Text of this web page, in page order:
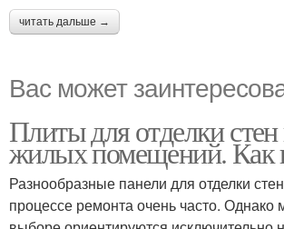
читать дальше →
Вас может
Плиты для отделки
жилых помещений. Как
Разнообразные панели для отделки
процессе ремонта очень часто. Однако